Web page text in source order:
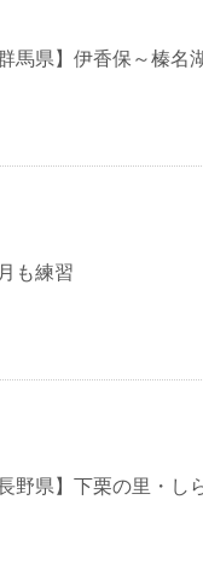
群馬県】伊香保～榛名
も練習
長野県】下栗の里・し